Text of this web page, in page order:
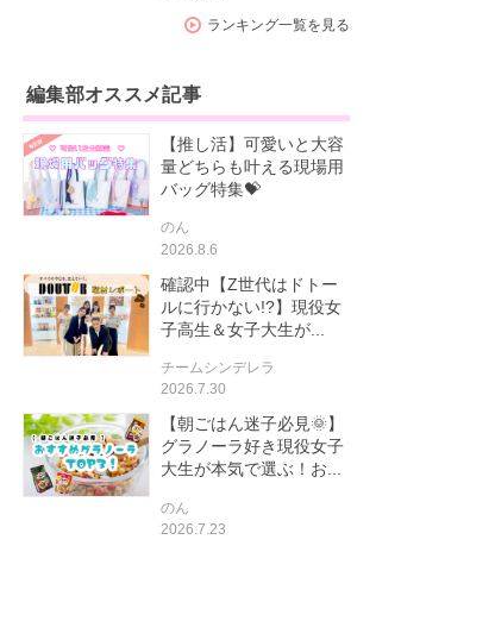
ランキング一覧を見る
編集部オススメ記事
【推し活】可愛いと大容
量どちらも叶える現場用
バッグ特集💝
のん
2026.8.6
確認中【Z世代はドトー
ルに行かない!?】現役女
子高生＆女子大生が...
チームシンデレラ
2026.7.30
【朝ごはん迷子必見🌞】
グラノーラ好き現役女子
大生が本気で選ぶ！お...
のん
2026.7.23